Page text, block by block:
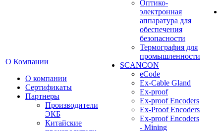
О Компании
О компании
Сертификаты
Партнеры
Производители
ЭКБ
Китайские
Оптико-
электронная
аппаратура для
обеспечения
безопасности
Термография для
промышленности
SCANCON
eCode
Ex-Cable Gland
Ex-proof
Ex-proof Encoders
Ex-Proof Encoders
Ex-proof Encoders
- Mining